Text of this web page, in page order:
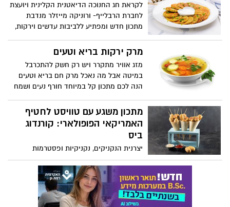
שמעניקה בוסט של אנרגיה טובה ומותאמת
גם למי שמקפיד על אורח חיים בריא. חג
חנוכה מעולם לא נראה טוב וטעים יותר.
לקראת חג החנוכה הדיאטנית הקלינית ויועצת
לחברת הרבלייף- ורוניקה מייזלר מנדבת
מתכון חדש ומפתיע ללביבות עדשים וירקות,
במקום לוותר על הטעם או להעמיס קלוריות,
ורוניקה מציעה גרסה קלה, צבעונית ומלאת
ערכים תזונתיים, שנותנת מקום לעדשים,
ירקות טריים וטכניקת הכנה חכמה. כך נולד
מתכון חגיגי שמתאים למשפחות, לילדים ולכל
מי שרוצה ליהנות מלביבה שמחממת את הלב
בלי רגשות אשם.
מרק ירקות בריא וטעים
מזג אוויר מתקרר ויש רק חשק להתכרבל
במיטה אבל מה נאכל מרק חם בריא וטעים
הנה לכם מתכון קל במיוחד חורף נעים ושמח
מתכון משגע עם טוויסט לחטיף
האמריקאי הפופולארי: קורנדוג
ביס
יצרנית הנקניקים, נקניקיות ופסטרמות
"יחיעם" מקיבוץ יחיעם שבגליל המערבי,
מגישה מתכון מקורי ומיוחד לחטיף האמריקאי
של נקניקייה על מקל עם טוויסט: קורנדוג
ביס. נקניקיות מיני של יחיעם עטופות בבלילת
קמח תירס ומוגשות חם לצד רטבים כמו